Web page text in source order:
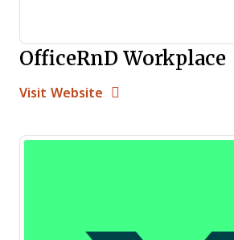
OfficeRnD Workplace
Visit Website Opens New Window